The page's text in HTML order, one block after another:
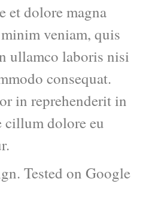
et dolore magna
veniam, quis
ullamco laboris nisi
consequat.
in reprehenderit in
cillum dolore eu
Tested on Google